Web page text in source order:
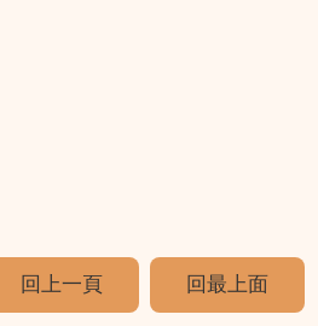
回上一頁 回最上面